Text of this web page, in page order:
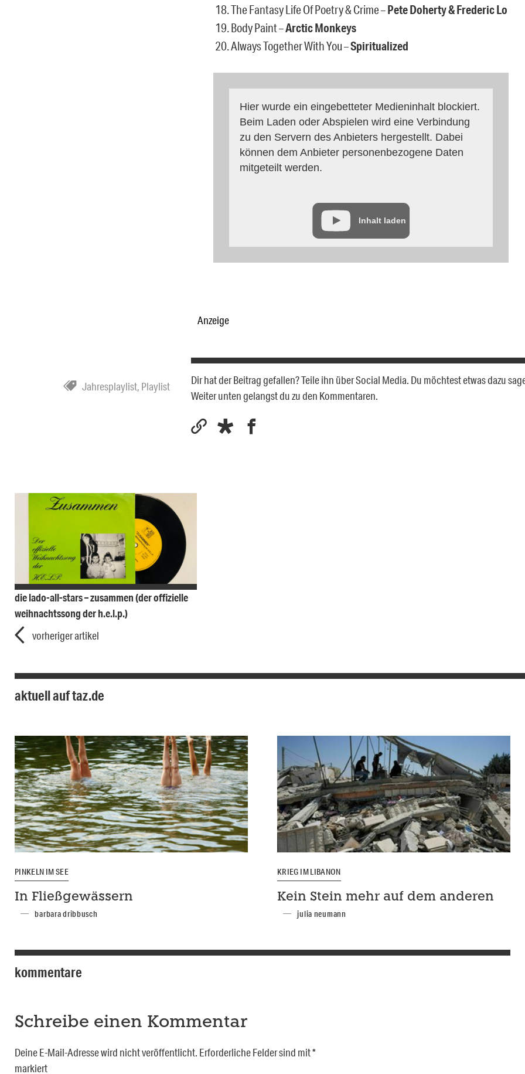
18. The Fantasy Life Of Poetry & Crime –Pete Doherty & Frederic Lo
19. Body Paint –Arctic Monkeys
20. Always Together With You –Spiritualized
Hier wurde ein eingebetteter Medieninhalt blockiert.
Beim Laden oder Abspielen wird eine Verbindung
zu den Servern des Anbieters hergestellt. Dabei
können dem Anbieter personenbezogene Daten
mitgeteilt werden.
Inhalt laden
Anzeige
Jahresplaylist, Playlist
Dir hat der Beitrag gefallen? Teile ihn über Social Media. Du möchtest etwas dazu
Weiter unten gelangst du zu den Kommentaren.
die lado-all-stars – zusammen (der offizielle
weihnachtssong der h.e.l.p.)
vorheriger artikel
aktuell auf taz.de
PINKELN IM SEE
In Fließgewässern
barbara dribbusch
KRIEG IM LIBANON
Kein Stein mehr auf dem anderen
julia neumann
kommentare
Schreibe einen Kommentar
Deine E-Mail-Adresse wird nicht veröffentlicht. Erforderliche Felder sind mit*
markiert